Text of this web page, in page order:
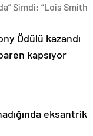
Şimdi: “Lois Smith
Ödülü kazandı
kapsıyor
eksantrik